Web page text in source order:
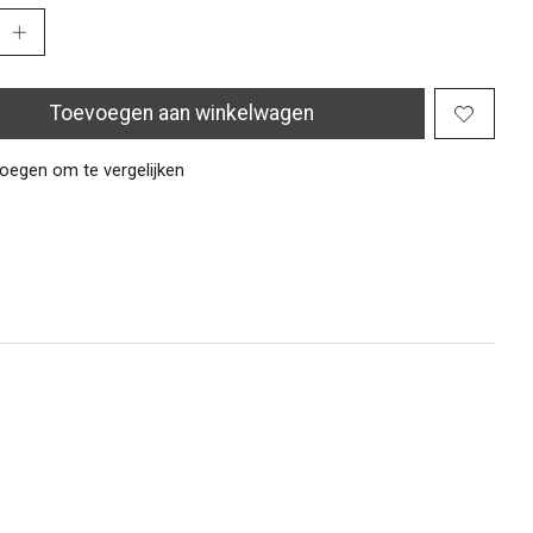
Toevoegen aan winkelwagen
om te vergelijken